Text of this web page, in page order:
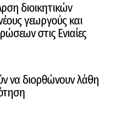
διοικητικών
γεωργούς και
στις Ενιαίες
να διορθώνουν λάθη